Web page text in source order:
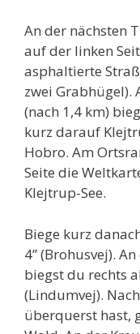
An der nächsten
auf der linken
asphaltierte
zwei Grabhügel).
(nach 1,4 km)
kurz darauf
Hobro. Am
Seite die
Klejtrup-See.
Biege kurz
4” (Brohusvej).
biegst du rechts
(Lindumvej).
überquerst hast,